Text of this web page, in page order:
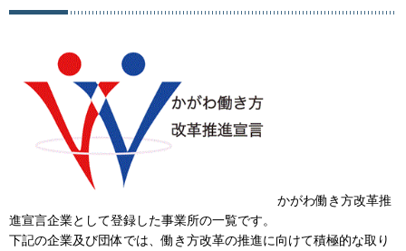
かがわ働き方改革推
進宣言企業として登録した事業所の一覧です。
下記の企業及び団体では、働き方改革の推進に向けて積極的な取り